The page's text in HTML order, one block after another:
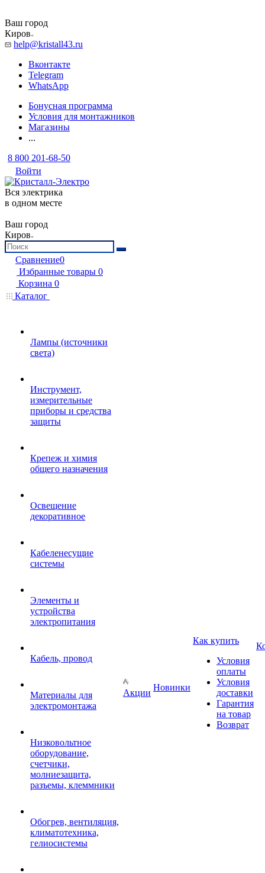
Ваш город
Киров
help@kristall43.ru
Вконтакте
Telegram
WhatsApp
Бонусная программа
Условия для монтажников
Магазины
...
8 800 201-68-50
Войти
Вся электрика
в одном месте
Ваш город
Киров
Сравнение0
Избранные товары 0
Корзина 0
Каталог
Лампы (источники
света)
Инструмент,
измерительные
приборы и средства
защиты
Крепеж и химия
общего назначения
Освещение
декоративное
Кабеленесущие
системы
Элементы и
устройства
электропитания
Кабель, провод
Материалы для
электромонтажа
Низковольтное
оборудование,
счетчики,
молниезащита,
разъемы, клеммники
Обогрев, вентиляция,
климатотехника,
гелиосистемы
Акции
Новинки
Как купить
Условия
оплаты
Условия
доставки
Гарантия
на товар
Возврат